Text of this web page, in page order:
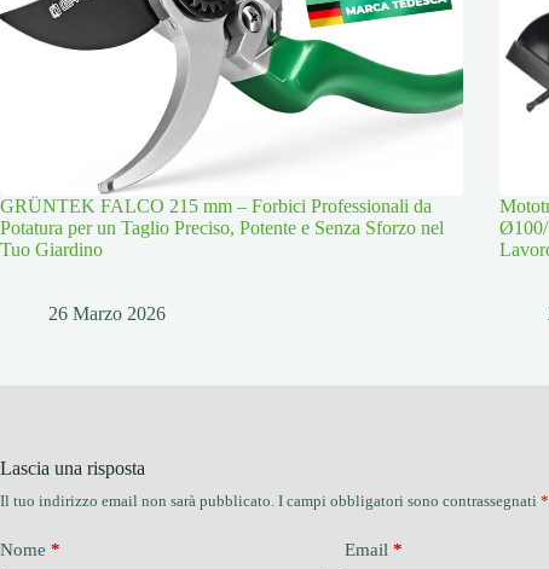
GRÜNTEK FALCO 215 mm – Forbici Professionali da
Potatura per un Taglio Preciso, Potente e Senza Sforzo nel
Tuo Giardino
26 Marzo 2026
Ø100/
Lascia una risposta
Il tuo indirizzo email non sarà pubblicato. I campi obbligatori sono contrassegnati *
Nome * Email *